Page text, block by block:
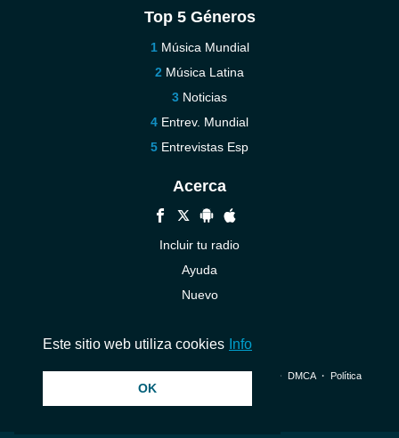
Top 5 Géneros
Música Mundial
Música Latina
Noticias
Entrev. Mundial
Entrevistas Esp
Acerca
Incluir tu radio
Ayuda
Nuevo
© 2026 InstantAudio. Reservados todos los derechos. ・ DMCA・ Política
Este sitio web utiliza cookies Info
OK